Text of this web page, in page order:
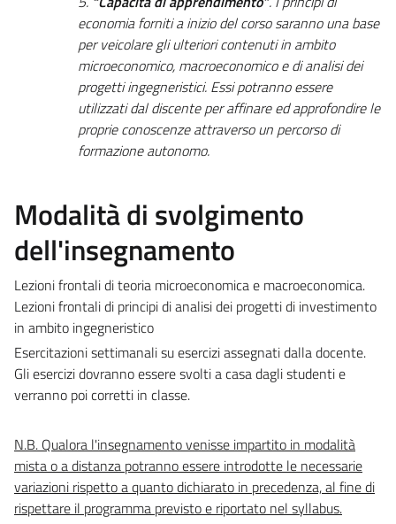
economia forniti a inizio del corso saranno una base
per veicolare gli ulteriori contenuti in ambito
microeconomico, macroeconomico e di analisi dei
progetti ingegneristici. Essi potranno essere
utilizzati dal discente per affinare ed approfondire le
proprie conoscenze attraverso un percorso di
formazione autonomo.
Modalità di svolgimento
dell'insegnamento
Lezioni frontali di teoria microeconomica e macroeconomica.
Lezioni frontali di principi di analisi dei progetti di investimento
in ambito ingegneristico
Esercitazioni settimanali su esercizi assegnati dalla docente.
Gli esercizi dovranno essere svolti a casa dagli studenti e
verranno poi corretti in classe.
N.B. Qualora l'insegnamento venisse impartito in modalità
mista o a distanza potranno essere introdotte le necessarie
variazioni rispetto a quanto dichiarato in precedenza, al fine di
rispettare il programma previsto e riportato nel syllabus.